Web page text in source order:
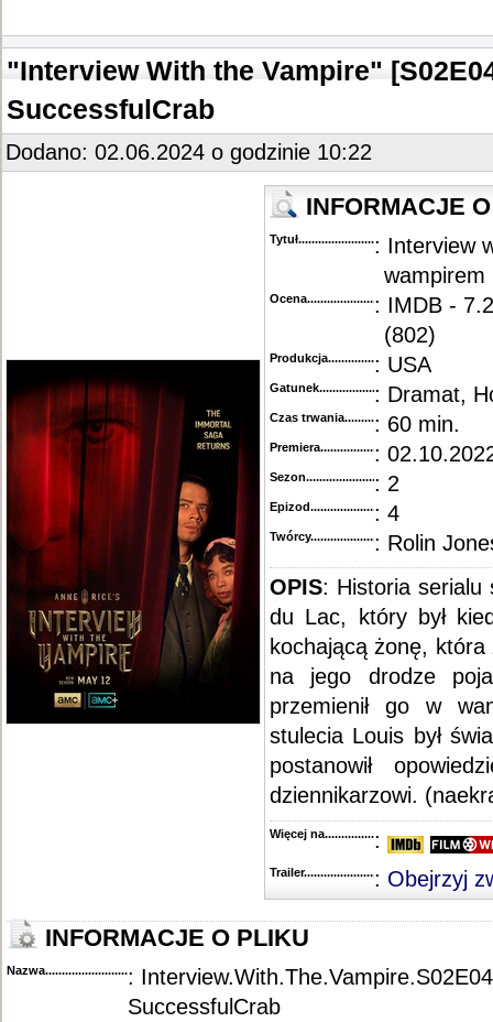
::"Interview With the Vampire" [S02E02] 1080p.WEB.H264-SuccessfulCrab
::"Interview With the Vampire" [S02E01] 1080p.WEB.H264-SuccessfulCrab
::"Interview with the Vampire" [S01E07] 720p.WEB.H264-GLHF
"Interview with the Vampire" [S01E06] 720p.WEB.H264-GLHF
::"Interview with the Vampire" [S01E05] 720p.WEB.H264-GLHF
::"Interview with the Vampire" [S01E04] 720p.WEB.h264-KOGi
"Interview with the Vampire" [S01E03] 720p.WEB.h264-KOGi
::"Interview with the Vampire" [S01E01-02] 720p.WEB.H264-GLHF
"Interview With the Vampire"
SuccessfulCrab
Dodano: 02.06.2024 o godzinie 10:22
INFORMACJE
Tytuł............................................
: Interview
wampirem
Ocena.............................................
: IMDB -
(802)
Produkcja.........................................
: USA
Gatunek...........................................
: Dramat,
Czas trwania......................................
: 60 min.
Premiera..........................................
:
Sezon.............................................
: 2
Epizod............................................
: 4
Twórcy...........................................
: Rolin
OPIS: Historia serialu
du Lac, który był
kochającą żonę,
na jego drodze
przemienił go w
stulecia Louis był
postanowił
dziennikarzowi.
Więcej na........................................
:
Trailer...........................................
: Obejrzyj
INFORMACJE O PLIKU
Nazwa.............................................
:
SuccessfulCrab